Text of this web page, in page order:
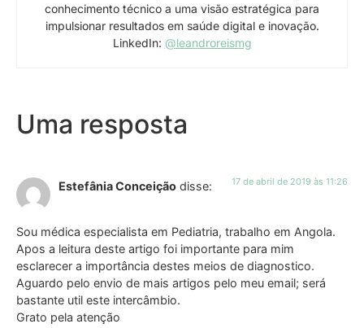
conhecimento técnico a uma visão estratégica para
impulsionar resultados em saúde digital e inovação.
LinkedIn: @leandroreismg
Uma resposta
Estefânia Conceição disse: 17 de abril de 2019 às 11:26
Sou médica especialista em Pediatria, trabalho em Angola.
Apos a leitura deste artigo foi importante para mim
esclarecer a importância destes meios de diagnostico.
Aguardo pelo envio de mais artigos pelo meu email; será
bastante util este intercâmbio.
Grato pela atenção